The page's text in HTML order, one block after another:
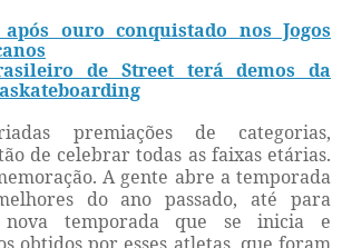
ouro conquistado nos Jogos
de Street terá demos da
premiações de categorias,
de celebrar todas as faixas etárias.
A gente abre a temporada
do ano passado, até para
temporada que se inicia e